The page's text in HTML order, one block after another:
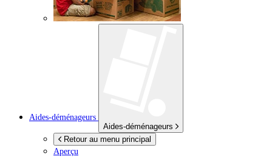
Aides-déménageurs
Aides-déménageurs
Retour au menu principal
Aperçu